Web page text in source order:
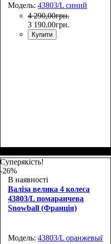
Модель: 43803/L синий
4 290,00грн.
3 190,00грн.
Купити
77х54х31
Суперякість!
-26%
В наявності
Валіза велика 4 колеса
43803/L помаранчева
Snowball (Франція)
Модель: 43803/L оранжевый